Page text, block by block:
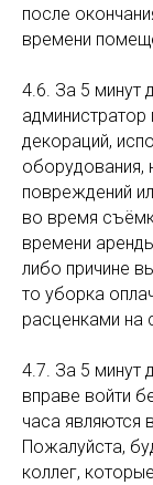
после
времени
4.6. За 5 минут
декораций,
оборудования,
повреждений
во время
времени
либо причине
то уборка
расценками на
4.7. За 5 минут
вправе войти
часа являются
Пожалуйста,
коллег,